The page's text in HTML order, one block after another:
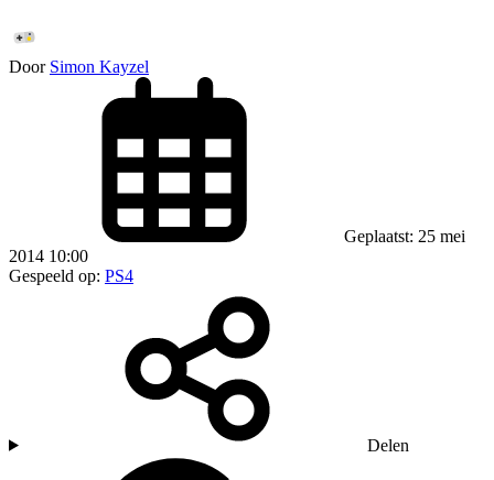
Door Simon Kayzel
Geplaatst: 25 mei
2014 10:00
Gespeeld op: PS4
Delen